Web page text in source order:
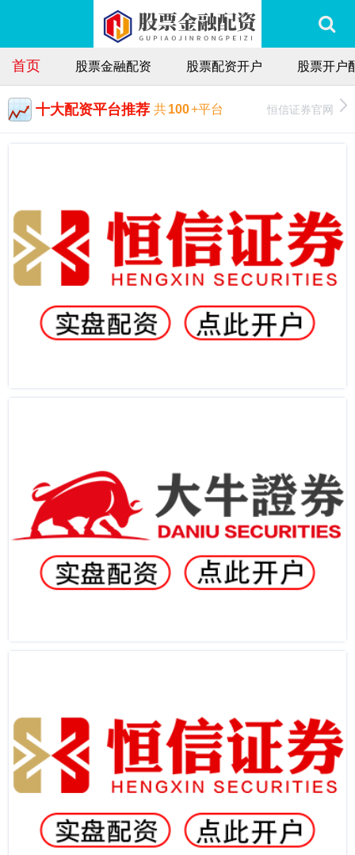
首页 股票金融配资 股票配资开户 股票开户
十大配资平台推荐 共100+平台 恒信证券官网